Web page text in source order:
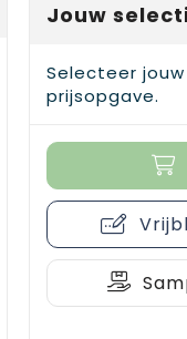
Jouw
Selecteer
prijsopgave.